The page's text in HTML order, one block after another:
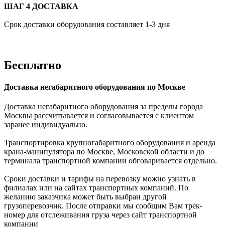
ШАГ 4 ДОСТАВКА
Срок доставки оборудования составляет 1-3 дня
Бесплатно
Доставка негабаритного оборудования по Москве
Доставка негабаритного оборудования за пределы города
Москвы рассчитывается и согласовывается с клиентом
заранее индивидуально.
Транспортировка крупногабаритного оборудования и аренда
крана-манипулятора по Москве, Московской области и до
терминала транспортной компании обговаривается отдельно.
Сроки доставки и тарифы на перевозку можно узнать в
филиалах или на сайтах транспортных компаний. По
желанию заказчика может быть выбран другой
грузоперевозчик. После отправки мы сообщим Вам трек-
номер для отслеживания груза через сайт транспортной
компании